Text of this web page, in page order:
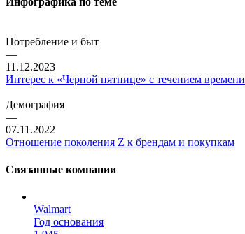
Потребление и быт
—
11.12.2023
Интерес к «Черной пятнице» с течением времени
Демография
—
07.11.2022
Отношение поколения Z к брендам и покупкам
Связанные компании
Walmart
Год основания